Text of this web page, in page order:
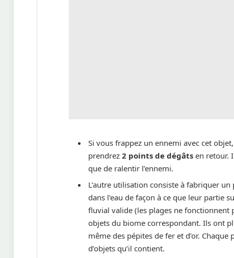
Si vous frappez un ennemi avec cet
prendrez2 points de dégâts en retour.
que de ralentir l’ennemi.
L’autre utilisation consiste à fabriquer
dans l’eau de façon à ce que leur partie
fluvial valide (les plages ne fonctionnent
objets du biome correspondant. Ils ont
même des pépites de fer et d’or.
d’objets qu’il contient.